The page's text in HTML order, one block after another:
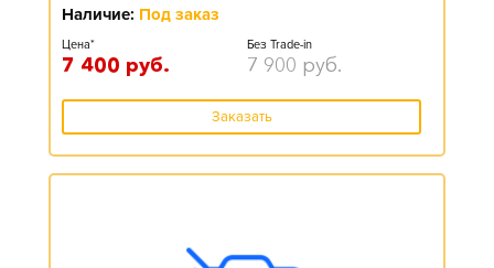
Наличие: Под заказ
Цена*
7 400 руб.
Без Trade-in
7 900 руб.
Заказать